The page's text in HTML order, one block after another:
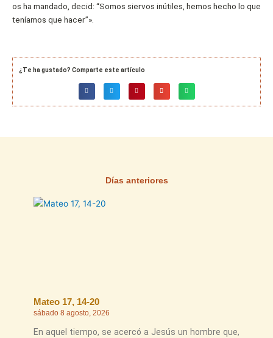
os ha mandado, decid: “Somos siervos inútiles, hemos hecho lo que
teníamos que hacer”».
¿Te ha gustado? Comparte este artículo
Días anteriores
Mateo 17, 14-20
sábado 8 agosto, 2026
En aquel tiempo, se acercó a Jesús un hombre que,